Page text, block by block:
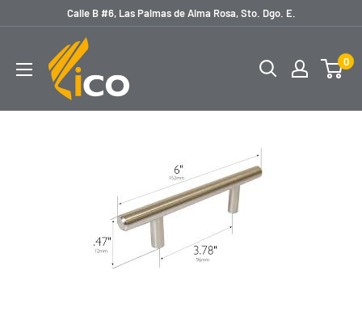
contenido
Calle B #6, Las Palmas de Alma Rosa, Sto. Dgo. E.
licoferreteria
0